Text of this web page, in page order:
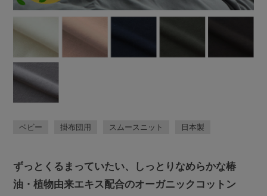
ベビー 掛布団用 スムースニット 日本製
ずっとくるまっていたい、しっとりなめらかな椿
油・植物由来エキス配合のオーガニックコットン